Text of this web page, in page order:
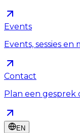
Events
Events, sessies
Contact
Plan een gesprek
EN